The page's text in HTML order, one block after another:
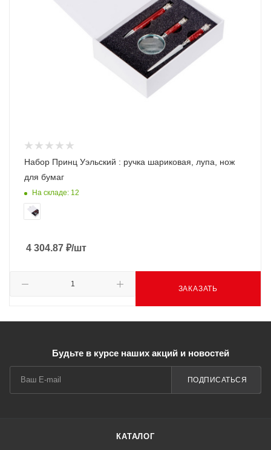
Набор Принц Уэльский : ручка шариковая, лупа, нож
для бумаг
На складе: 12
4 304.87 ₽/шт
ЗАКАЗАТЬ
Будьте в курсе наших акций и новостей
ПОДПИСАТЬСЯ
КАТАЛОГ